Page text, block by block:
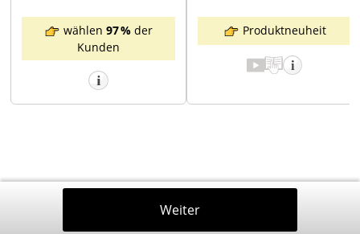
wählen 97 % der
Kunden
Produktneuheit
Weiter